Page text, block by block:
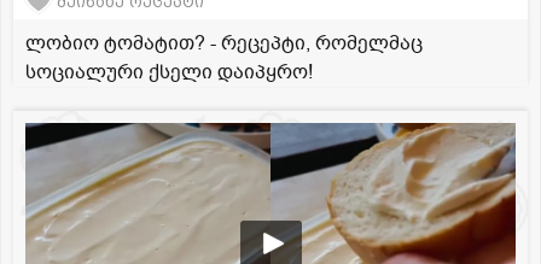
ლობიო ტომატით? - რეცეპტი, რომელმაც
სოციალური ქსელი დაიპყრო!